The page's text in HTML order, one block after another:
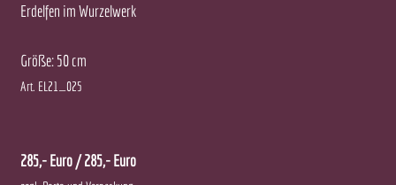
Erdelfen im Wurzelwerk
Größe: 50 cm
Art. EL21_025
285,- Euro/ 285,- Euro